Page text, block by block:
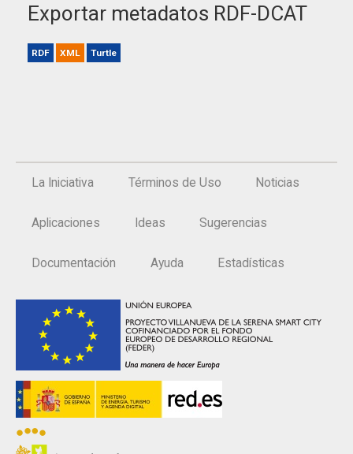
Exportar metadatos RDF-DCAT
RDF XML Turtle
La Iniciativa Términos de Uso Noticias
Aplicaciones Ideas Sugerencias
Documentación Ayuda Estadísticas